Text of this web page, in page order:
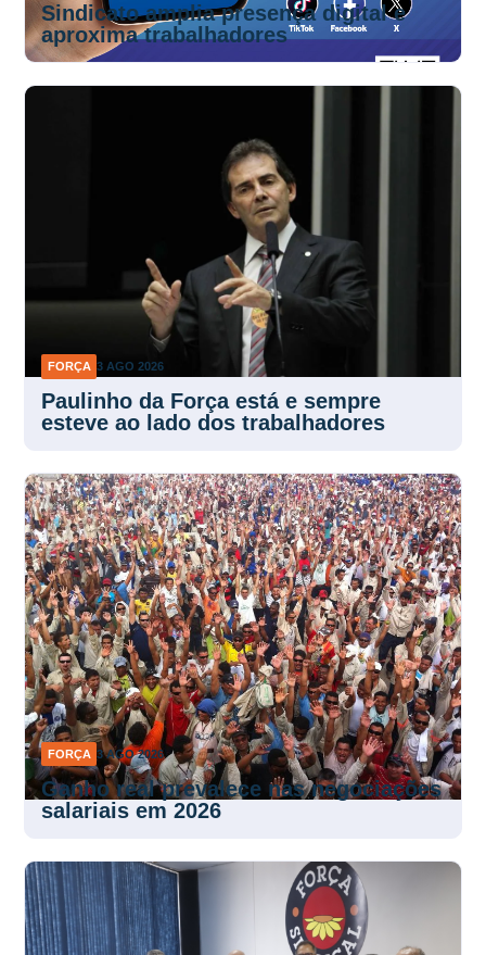
Sindicato amplia presença digital e
aproxima trabalhadores
FORÇA 3 AGO 2026
Paulinho da Força está e sempre
esteve ao lado dos trabalhadores
FORÇA 3 AGO 2026
Ganho real prevalece nas negociações
salariais em 2026